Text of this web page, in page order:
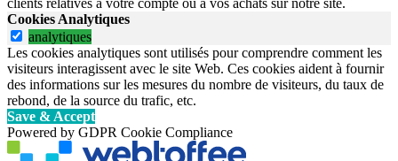
clients relatives à votre compte ou à vos achats sur notre site.
Cookies Analytiques
analytiques
Les cookies analytiques sont utilisés pour comprendre comment les
visiteurs interagissent avec le site Web. Ces cookies aident à fournir
des informations sur les mesures du nombre de visiteurs, du taux de
rebond, de la source du trafic, etc.
Save & Accept
Powered by GDPR Cookie Compliance